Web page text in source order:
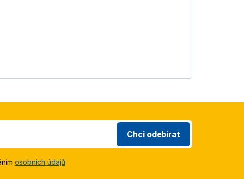
Chci odebírat
osobních údajů